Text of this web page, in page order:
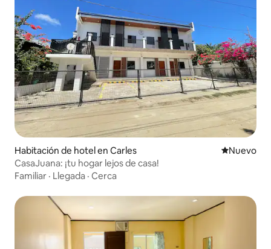
Habitación de hotel en Carles Nuevo
Nuevo
CasaJuana: ¡tu hogar lejos de casa!
Familiar · Llegada · Cerca